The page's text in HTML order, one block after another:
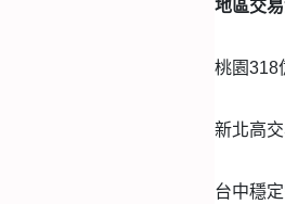
地區交
桃園318
新北高
台中穩